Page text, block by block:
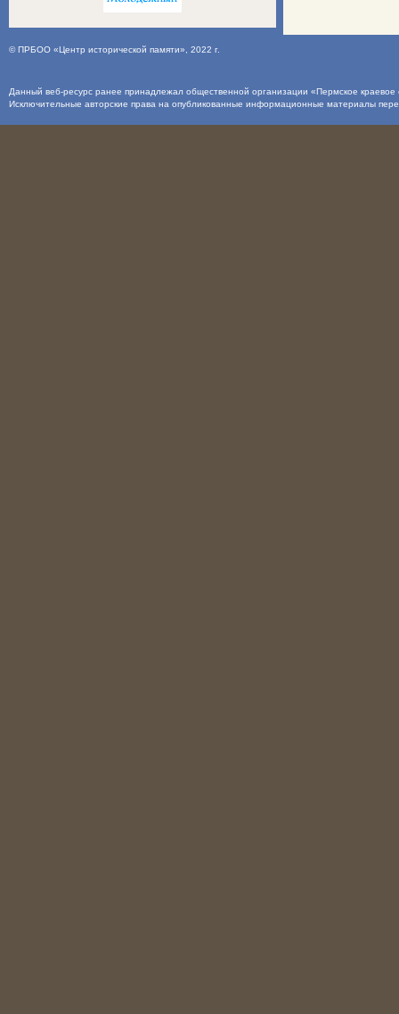
©ПРБОО «Центр исторической памяти», 2022 г.
Данный веб-ресурс ранее принадлежал общественной организации «Пермское
Исключительные авторские права на опубликованные информационные материалы